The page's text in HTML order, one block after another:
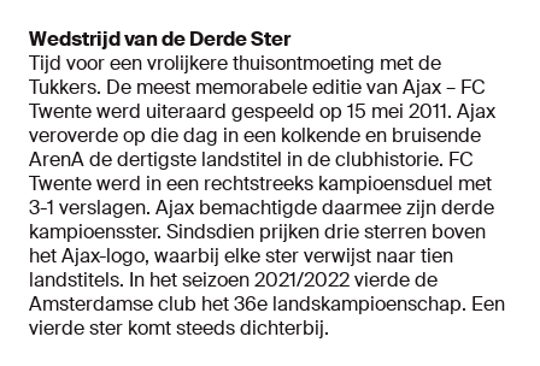
Wedstrijd van de Derde Ster
Tijd voor een vrolijkere thuisontmoeting met de
Tukkers. De meest memorabele editie van Ajax – FC
Twente werd uiteraard gespeeld op 15 mei 2011. Ajax
veroverde op die dag in een kolkende en bruisende
ArenA de dertigste landstitel in de clubhistorie. FC
Twente werd in een rechtstreeks kampioensduel met
3-1 verslagen. Ajax bemachtigde daarmee zijn derde
kampioensster. Sindsdien prijken drie sterren boven
het Ajax-logo, waarbij elke ster verwijst naar tien
landstitels. In het seizoen 2021/2022 vierde de
Amsterdamse club het 36e landskampioenschap. Een
vierde ster komt steeds dichterbij.